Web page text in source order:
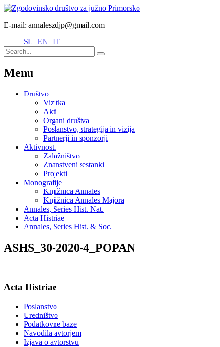
E-mail: annaleszdjp@gmail.com
SL EN IT
Menu
Društvo
Vizitka
Akti
Organi društva
Poslanstvo, strategija in vizija
Partnerji in sponzorji
Aktivnosti
Založništvo
Znanstveni sestanki
Projekti
Monografije
Knjižnica Annales
Knjižnica Annales Majora
Annales, Series Hist. Nat.
Acta Histriae
Annales, Series Hist. & Soc.
ASHS_30-2020-4_POPAN
Acta Histriae
Poslanstvo
Uredništvo
Podatkovne baze
Navodila avtorjem
Izjava o avtorstvu